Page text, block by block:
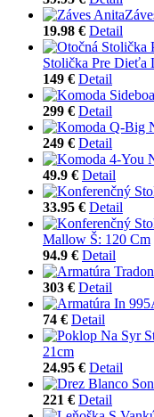
19.98 € Detail
Stolička Pre Dieťa
149 € Detail
299 € Detail
249 € Detail
49.9 € Detail
33.95 € Detail
Mallow Š: 120 Cm
94.9 € Detail
303 € Detail
74 € Detail
21cm
24.95 € Detail
221 € Detail